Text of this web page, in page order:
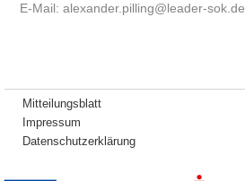
E-Mail: alexander.pilling@leader-sok.de
Mitteilungsblatt
Impressum
Datenschutzerklärung